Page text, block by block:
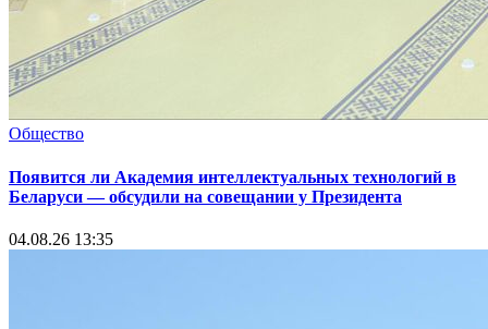
Общество
Появится ли Академия интеллектуальных технологий в
Беларуси — обсудили на совещании у Президента
04.08.26 13:35